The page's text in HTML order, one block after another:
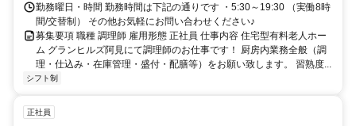
勤務曜日・時間 勤務時間は下記の通りです ・5:30～19:30 （実働8時
間/交替制） その他お気軽にお問い合わせください♪
募集要項 職種 調理師 雇用形態 正社員 仕事内容 住宅型有料老人ホー
ム グランヒルズ阿見にて調理師のお仕事です！ 厨房内業務全般（調
理・仕込み・在庫管理・盛付・配膳等）をお願い致します。 習熟度...
シフト制
正社員